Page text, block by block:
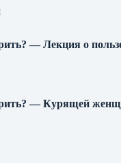
— Лекция о
— Курящей